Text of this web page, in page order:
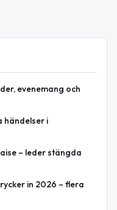
evenemang och
händelser i
– leder stängda
in 2026 – flera